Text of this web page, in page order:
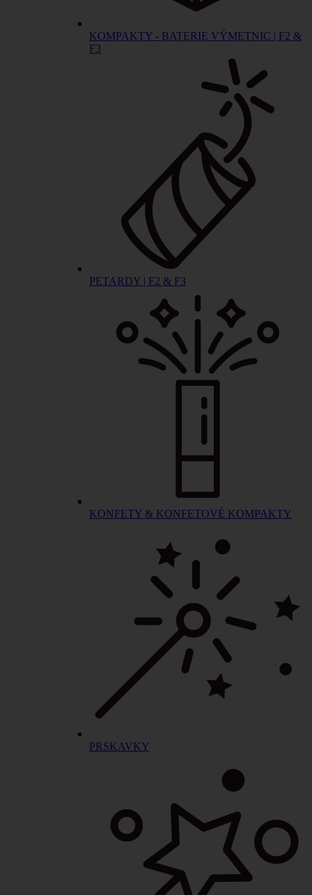
KOMPAKTY - BATERIE VÝMETNIC | F2 &
F3
PETARDY | F2 & F3
KONFETY & KONFETOVÉ KOMPAKTY
PRSKAVKY